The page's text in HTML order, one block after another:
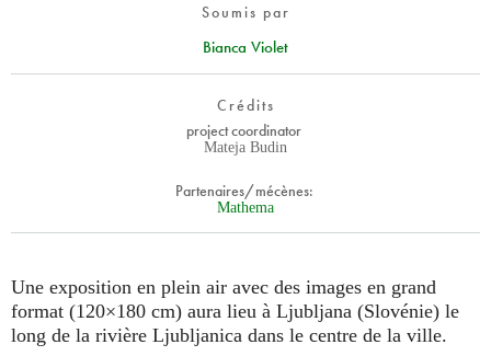
Plus...
Soumis par
Bianca Violet
Crédits
project coordinator
Mateja Budin
Partenaires/mécènes:
Mathema
Une exposition en plein air avec des images en grand
format (120×180 cm) aura lieu à Ljubljana (Slovénie) le
long de la rivière Ljubljanica dans le centre de la ville.